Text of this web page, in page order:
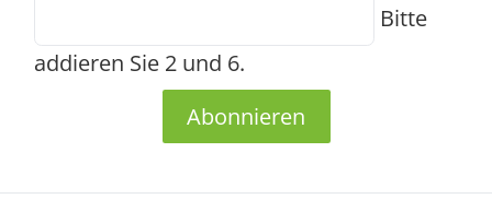
Bitte
addieren Sie 2 und 6.
Abonnieren